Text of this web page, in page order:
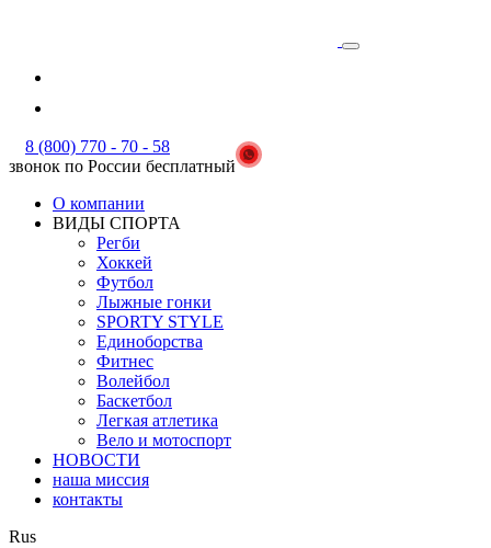
8 (800) 770 - 70 - 58
звонок по России бесплатный
О компании
ВИДЫ СПОРТА
Регби
Хоккей
Футбол
Лыжные гонки
SPORTY STYLE
Единоборства
Фитнес
Волейбол
Баскетбол
Легкая атлетика
Вело и мотоспорт
НОВОСТИ
наша миссия
контакты
Rus